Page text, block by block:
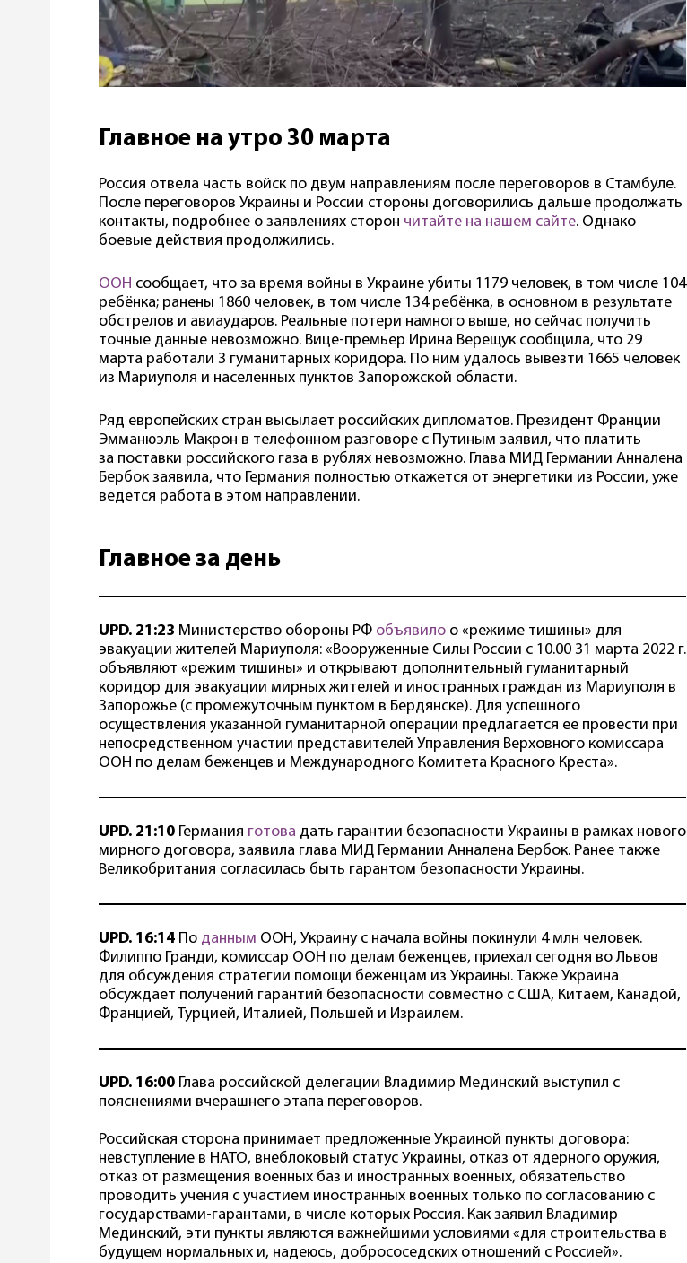
Главное на утро 30 марта
Россия отвела часть войск по двум направлениям после переговоров в Стамбуле.
После переговоров Украины и России стороны договорились дальше продолжать
контакты, подробнее о заявлениях сторон читайте на нашем сайте. Однако
боевые действия продолжились.
ООН сообщает, что за время войны в Украине убиты 1179 человек, в том числе 104
ребёнка; ранены 1860 человек, в том числе 134 ребёнка, в основном в результате
обстрелов и авиаударов. Реальные потери намного выше, но сейчас получить
точные данные невозможно. Вице-премьер Ирина Верещук сообщила, что 29
марта работали 3 гуманитарных коридора. По ним удалось вывезти 1665 человек
из Мариуполя и населенных пунктов Запорожской области.
Ряд европейских стран высылает российских дипломатов. Президент Франции
Эмманюэль Макрон в телефонном разговоре с Путиным заявил, что платить
за поставки российского газа в рублях невозможно. Глава МИД Германии Анналена
Бербок заявила, что Германия полностью откажется от энергетики из России, уже
ведется работа в этом направлении.
Главное за день
UPD. 21:23 Министерство обороны РФ объявило о «режиме тишины» для
эвакуации жителей Мариуполя: «Вооруженные Силы России с 10.00 31 марта 2022 г.
объявляют «режим тишины» и открывают дополнительный гуманитарный
коридор для эвакуации мирных жителей и иностранных граждан из Мариуполя в
Запорожье (с промежуточным пунктом в Бердянске). Для успешного
осуществления указанной гуманитарной операции предлагается ее провести при
непосредственном участии представителей Управления Верховного комиссара
ООН по делам беженцев и Международного Комитета Красного Креста».
UPD. 21:10 Германия готова дать гарантии безопасности Украины в рамках нового
мирного договора, заявила глава МИД Германии Анналена Бербок. Ранее также
Великобритания согласилась быть гарантом безопасности Украины.
UPD. 16:14 По данным ООН, Украину с начала войны покинули 4 млн человек.
Филиппо Гранди, комиссар ООН по делам беженцев, приехал сегодня во Львов
для обсуждения стратегии помощи беженцам из Украины. Также Украина
обсуждает получений гарантий безопасности совместно с США, Китаем, Канадой,
Францией, Турцией, Италией, Польшей и Израилем.
UPD. 16:00 Глава российской делегации Владимир Мединский выступил с
пояснениями вчерашнего этапа переговоров.
Российская сторона принимает предложенные Украиной пункты договора:
невступление в НАТО, внеблоковый статус Украины, отказ от ядерного оружия,
отказ от размещения военных баз и иностранных военных, обязательство
проводить учения с участием иностранных военных только по согласованию с
государствами-гарантами, в числе которых Россия. Как заявил Владимир
Мединский, эти пункты являются важнейшими условиями «для строительства в
будущем нормальных и, надеюсь, добрососедских отношений с Россией».